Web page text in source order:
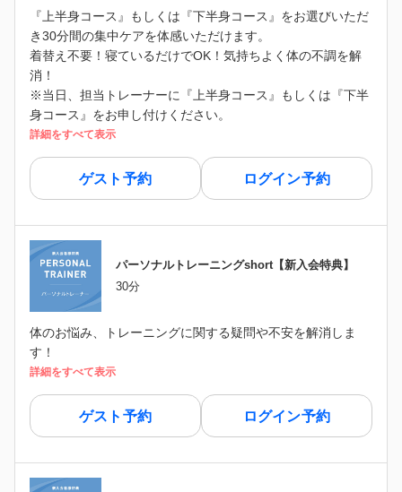
『上半身コース』もしくは『下半身コース』をお選びいただ
き30分間の集中ケアを体感いただけます。
着替え不要！寝ているだけでOK！気持ちよく体の不調を解
消！
※当日、担当トレーナーに『上半身コース』もしくは『下半
身コース』をお申し付けください。
詳細をすべて表示
ゲスト予約 ログイン予約
パーソナルトレーニングshort【新入会特典】
30分
体のお悩み、トレーニングに関する疑問や不安を解消しま
す！
詳細をすべて表示
ゲスト予約 ログイン予約